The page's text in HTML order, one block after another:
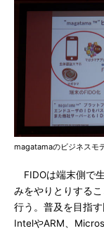
magatamaのビジネスモ
FIDOは端末側で
みをやりとりする
行う。普及を目指
IntelやARM、